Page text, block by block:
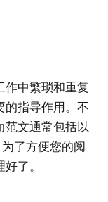
中繁琐和重复
的指导作用。不
范文通常包括以
了方便您的阅
了。